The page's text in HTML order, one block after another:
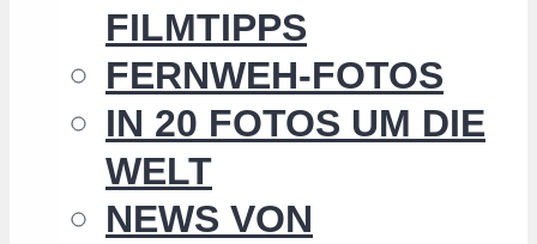
FILMTIPPS
FERNWEH-FOTOS
IN 20 FOTOS UM DIE
WELT
NEWS VON